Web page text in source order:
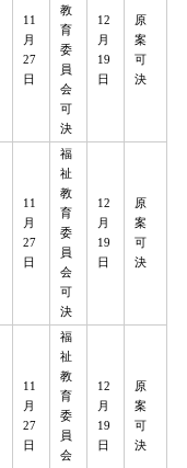
11
月
27
日
教
育
委
員
会
可
決
12
月
19
日
原
案
可
決
11
月
27
日
福
祉
教
育
委
員
会
可
決
12
月
19
日
原
案
可
決
11
月
27
日
福
祉
教
育
委
員
会
12
月
19
日
原
案
可
決